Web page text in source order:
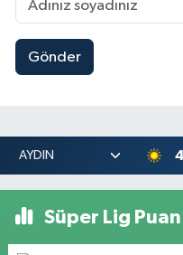
Gönder
Süper Lig